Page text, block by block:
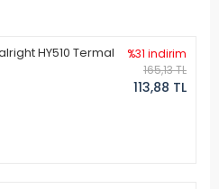
HY510 Termal
%31 indirim
165,13 TL
113,88 TL